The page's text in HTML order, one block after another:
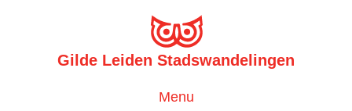
Gilde Leiden Stadswandelingen
Toggle
Menu